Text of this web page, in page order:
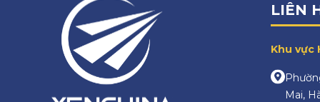
LIÊN
Khu vực
Mai,